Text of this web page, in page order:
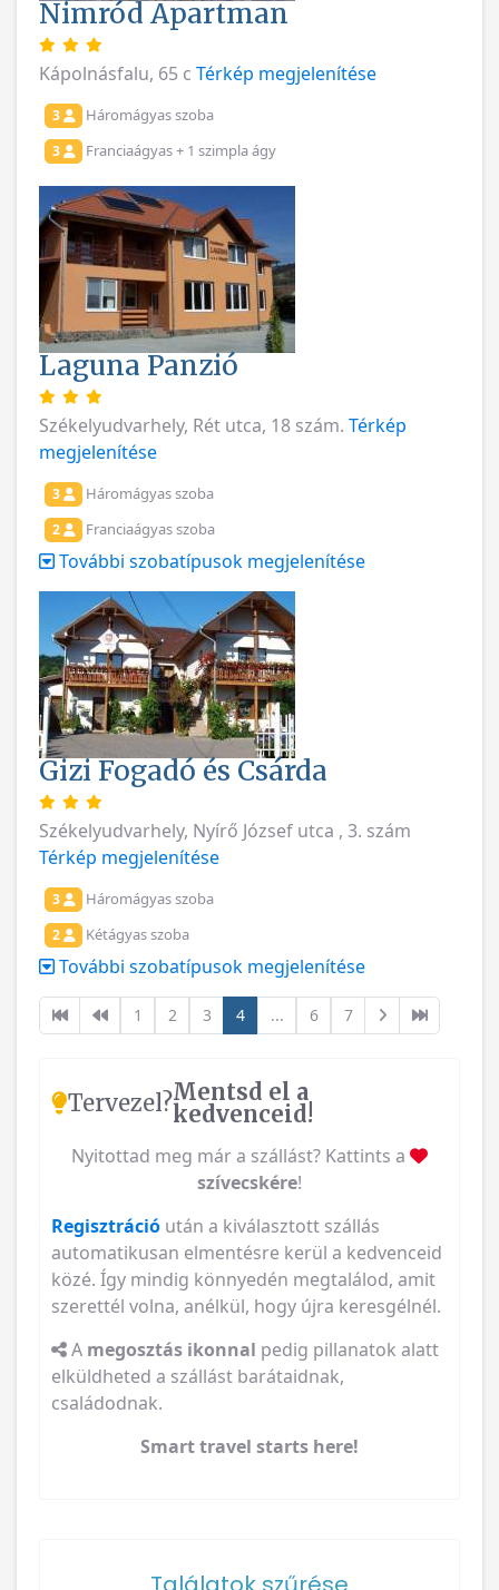
Nimród Apartman
Kápolnásfalu, 65 c Térkép megjelenítése
3 Háromágyas szoba
3 Franciaágyas + 1 szimpla ágy
Laguna Panzió
Székelyudvarhely, Rét utca, 18 szám. Térkép
megjelenítése
3 Háromágyas szoba
2 Franciaágyas szoba
További szobatípusok megjelenítése
Gizi Fogadó és Csárda
Székelyudvarhely, Nyírő József utca , 3. szám
Térkép megjelenítése
3 Háromágyas szoba
2 Kétágyas szoba
További szobatípusok megjelenítése
1 2 3 4 ... 6 7
Tervezel?Mentsd el a
kedvenceid!
Nyitottad meg már a szállást? Kattints a
szívecskére!
Regisztráció után a kiválasztott szállás
automatikusan elmentésre kerül a kedvenceid
közé. Így mindig könnyedén megtalálod, amit
szerettél volna, anélkül, hogy újra keresgélnél.
A megosztás ikonnal pedig pillanatok alatt
elküldheted a szállást barátaidnak,
családodnak.
Smart travel starts here!